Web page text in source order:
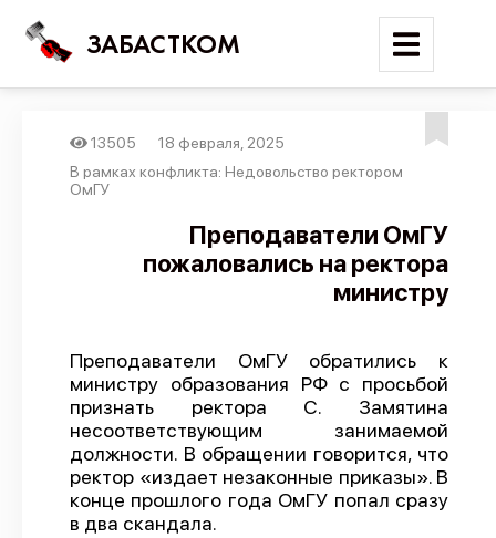
ЗАБАСТКОМ
Войти
Поиск
Новости
Отчеты
Предложить публикацию
Справочник
API
О проекте
13505
18 февраля, 2025
В рамках конфликта: Недовольство ректором
ОмГУ
Преподаватели ОмГУ
пожаловались на ректора
министру
Преподаватели ОмГУ обратились к
министру образования РФ с просьбой
признать ректора С. Замятина
несоответствующим занимаемой
должности. В обращении говорится, что
ректор «издает незаконные приказы». В
конце прошлого года ОмГУ попал сразу
в два скандала.